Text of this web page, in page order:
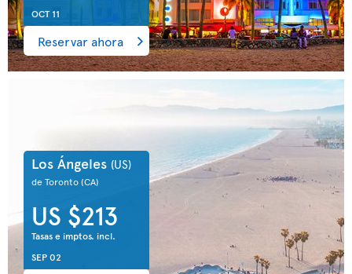
OCT 11
Reservar ahora
Los Ángeles (US)
de Toronto(CA)
US $213
Tasas e imptos. incl.
SEP 02